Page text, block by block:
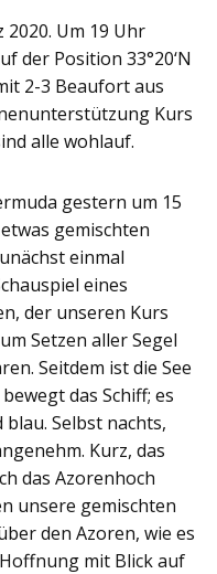
Um 19 Uhr
der Position 33°20‘N
2-3 Beaufort aus
Kurs
alle wohlauf.
gestern um 15
gemischten
einmal
eines
der unseren Kurs
Setzen aller Segel
Seitdem ist die See
das Schiff; es
Selbst nachts,
Kurz, das
das Azorenhoch
unsere gemischten
den Azoren, wie es
mit Blick auf